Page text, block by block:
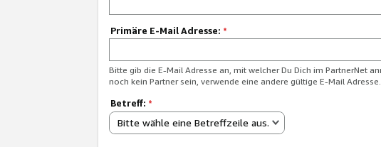
Primäre E-Mail Adresse: *
Bitte gib die E-Mail Adresse an, mit welcher Du Dich im PartnerNet
noch kein Partner sein, verwende eine andere gültige E-Mail Adresse.
Betreff: *
Bitte wähle eine Betreffzeile aus.